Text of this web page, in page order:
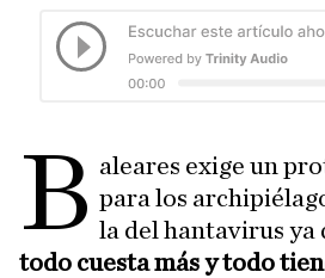
B aleares exige un
para los
la del hantavirus ya
todo cuesta más y todo